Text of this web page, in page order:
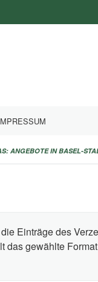
ANGEBOTE IN BASEL-
Einträge des
das gewählte